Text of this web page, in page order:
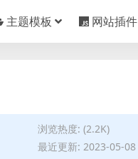
主题模板 网站插件
浏览热度: (2.2K)
最近更新: 2023-05-08